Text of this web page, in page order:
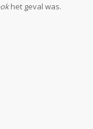
het geval was.